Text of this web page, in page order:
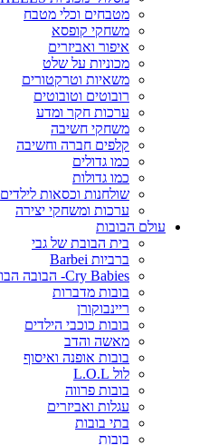
מטבחים וכלי מטבח
משחקי קופסא
איפור ואביזרים
מכוניות על שלט
משאיות וטרקטורים
רובוטים וטובוטים
ערכות חקר ומדע
משחקי חשיבה
קלפים חברה וחשיבה
כמו גדולים
כמו גדולות
שולחנות וכסאות לילדים
ערכות ומשחקי יצירה
עולם הבובות
בית הבובת של גבי
ברביות Barbei
Cry Babies- הבובה הבוכה
בובות מדברות
ריינבוקורן
בובות כוכבי הילדים
מאשה והדב
בובות אופנה ואיסוף
לול L.O.L
בובות פרווה
עגלות ואביזרים
בתי בובות
בובות